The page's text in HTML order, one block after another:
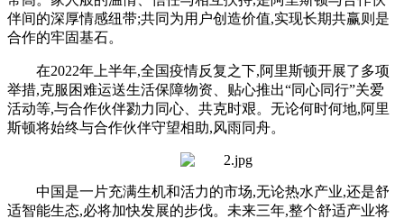
伴间的深厚情感纽带;共同为用户创造价值,实现长期共赢则是
合作的牢固基石。
在2022年上半年,全国疫情反复之下,阿里斯顿开展了多项
举措,克服困难运送生活保障物资、贴心推出“同心同行”关爱
活动等,与合作伙伴勠力同心、共克时艰。无论何时何地,阿里
斯顿将始终与合作伙伴守望相助,风雨同舟。
中国是一片充满生机和活力的市场,无论热水产业,还是舒
适智能生态,必将加快发展的步伐。未来三年,整个舒适产业将